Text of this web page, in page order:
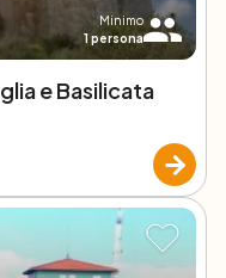
Minimo
1persona
e Basilicata